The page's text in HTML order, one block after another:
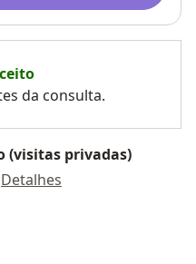
da consulta.
(visitas privadas)
Detalhes